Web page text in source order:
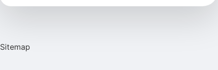
Sitemap